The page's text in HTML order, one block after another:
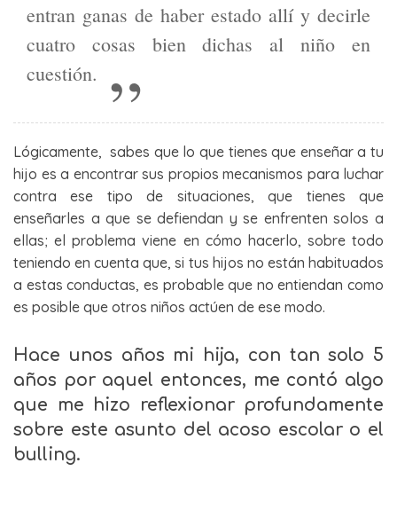
entran ganas de haber estado allí y decirle
cuatro cosas bien dichas al niño en
cuestión.
Lógicamente, sabes que lo que tienes que enseñar a tu
hijo es a encontrar sus propios mecanismos para luchar
contra ese tipo de situaciones, que tienes que
enseñarles a que se defiendan y se enfrenten solos a
ellas; el problema viene en cómo hacerlo, sobre todo
teniendo en cuenta que, si tus hijos no están habituados
a estas conductas, es probable que no entiendan como
es posible que otros niños actúen de ese modo.
Hace unos años mi hija, con tan solo 5
años por aquel entonces, me contó algo
que me hizo reflexionar profundamente
sobre este asunto del acoso escolar o el
bulling.